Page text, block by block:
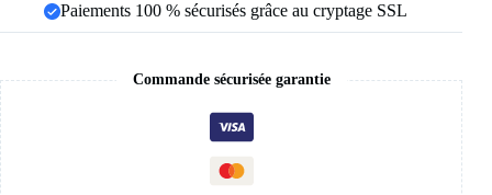
Paiements 100 % sécurisés grâce au cryptage SSL
Commande sécurisée garantie